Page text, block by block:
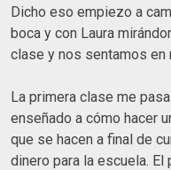
Dicho eso empiezo a
boca y con Laura
clase y nos sentamos en
La primera clase me
enseñado a cómo hacer
que se hacen a final de
dinero para la escuela.